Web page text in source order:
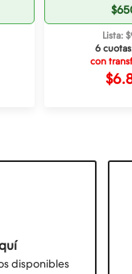
Lista:
6
con
disponibles